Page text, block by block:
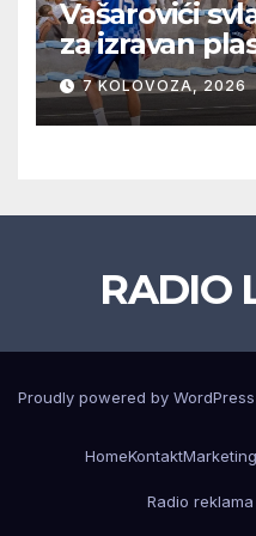
Vašarovići
za izravan
četvrtfinale,
prolazak
večeras
7 KOLOVOZA, 2026
RADIO
Proudly powered by WordPress
HomeKontaktMarketing
Radio